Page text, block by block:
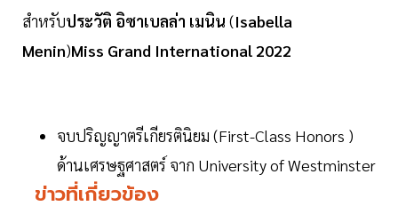
สำหรับประวัติ อิซาเบลล่า เมนิน (Isabella
Menin)Miss Grand International2022
จบปริญญาตรีเกียรตินิยม (First-Class Honors )
ด้านเศรษฐศาสตร์ จาก University of Westminster
ข่าวที่เกี่ยวข้อง